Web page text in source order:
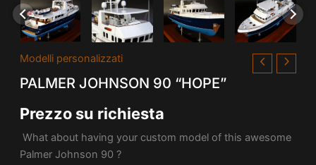
Modelli personalizzati
PALMER JOHNSON 90 “HOPE”
Prezzo su richiesta
What about having your custom model of this awesome
Palmer Johnson 90 ?